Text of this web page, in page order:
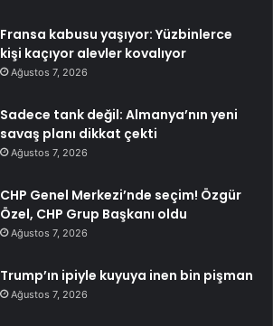
Fransa kabusu yaşıyor: Yüzbinlerce
kişi kaçıyor alevler kovalıyor
Ağustos 7, 2026
Sadece tank değil: Almanya’nın yeni
savaş planı dikkat çekti
Ağustos 7, 2026
CHP Genel Merkezi’nde seçim! Özgür
Özel, CHP Grup Başkanı oldu
Ağustos 7, 2026
Trump’ın ipiyle kuyuya inen bin pişman
Ağustos 7, 2026